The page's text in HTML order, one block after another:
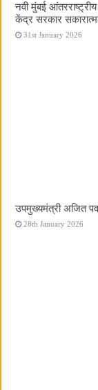
नवी मुंबई आंतरराष्ट्रीय
केंद्र सरकार
31st January 2026
उपमुख्यमंत्री अजित
28th January 2026